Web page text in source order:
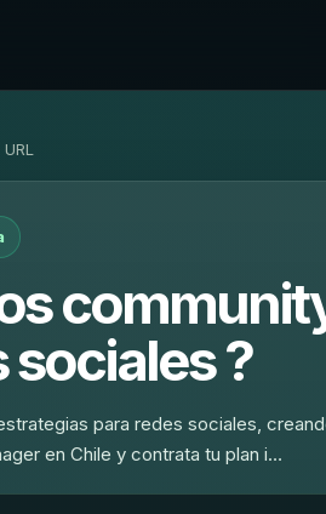
sociales ?
para redes sociales,
en Chile y contrata tu plan i…